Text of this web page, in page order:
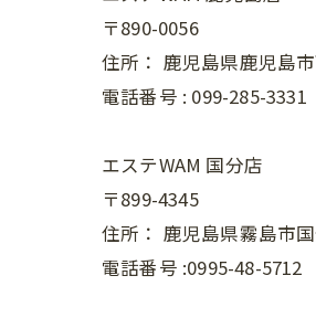
〒890-0056
住所： 鹿児島県鹿児島
電話番号 : 099-285-3331
エステWAM 国分店
〒899-4345
住所： 鹿児島県霧島市
電話番号 :0995-48-5712